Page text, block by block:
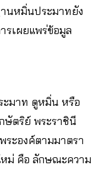
นหมิ่นประมาทยัง
รเผยแพร่ข้อมูล
มาท ดูหมิ่น หรือ
ษัตริย์ พระราชินี
ระองค์ตามมาตรา
ม่ คือ ลักษณะความ